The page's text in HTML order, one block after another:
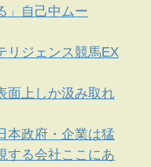
」自己中ムー
リジェンス競馬EX
面上しか汲み取れ
本政府・企業は猛
する会社ここにあ